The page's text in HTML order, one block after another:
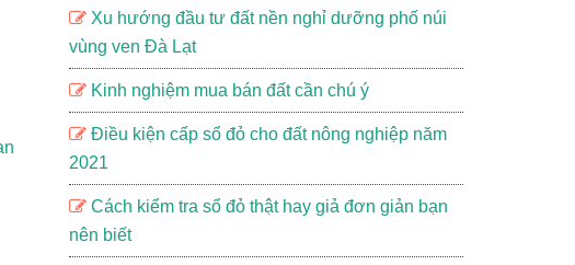
Xu hướng đầu tư đất nền nghỉ dưỡng phố núi
vùng ven Đà Lạt
Kinh nghiệm mua bán đất cần chú ý
Điều kiện cấp sổ đỏ cho đất nông nghiệp năm
2021
Cách kiểm tra sổ đỏ thật hay giả đơn giản bạn
nên biết